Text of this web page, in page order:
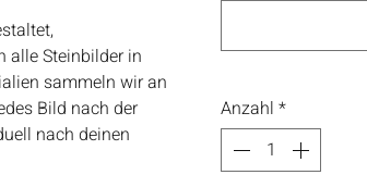
alle Steinbilder in
sammeln wir an
Bild nach der
nach deinen
Anzahl *